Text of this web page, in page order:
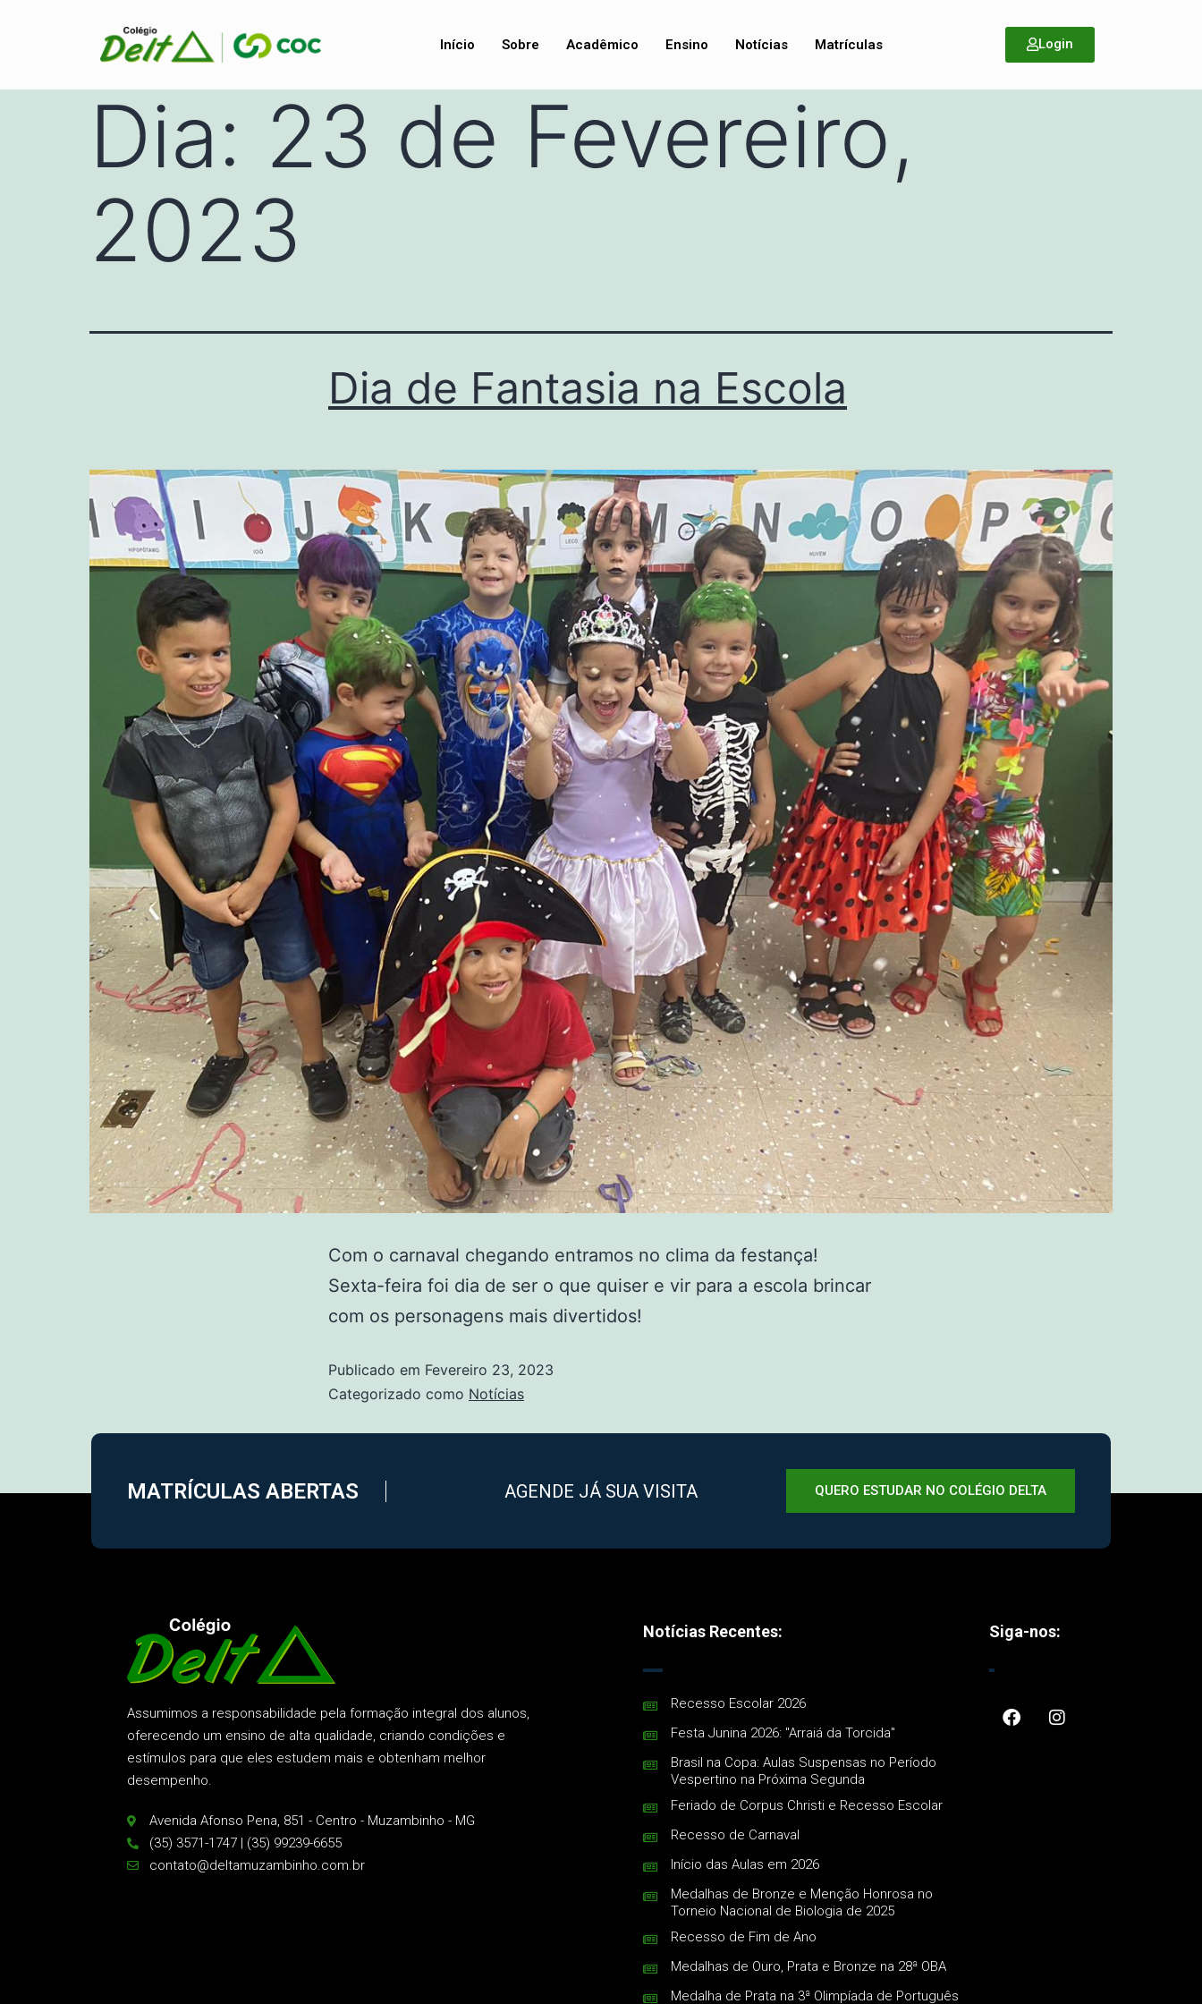
Início Sobre Acadêmico Ensino Notícias Matrículas Login
Dia: 23 de Fevereiro,
2023
Dia de Fantasia na Escola
Com o carnaval chegando entramos no clima da festança!
Sexta-feira foi dia de ser o que quiser e vir para a escola brincar
com os personagens mais divertidos!
Publicado em Fevereiro 23, 2023
Categorizado como Notícias
MATRÍCULAS ABERTAS AGENDE JÁ SUA VISITA QUERO ESTUDAR NO COLÉGIO DELTA
Assumimos a responsabilidade pela formação integral dos alunos,
oferecendo um ensino de alta qualidade, criando condições e
estímulos para que eles estudem mais e obtenham melhor
desempenho.
Avenida Afonso Pena, 851 - Centro - Muzambinho - MG
(35) 3571-1747 | (35) 99239-6655
contato@deltamuzambinho.com.br
Notícias Recentes:
Recesso Escolar 2026
Festa Junina 2026: "Arraiá da Torcida"
Brasil na Copa: Aulas Suspensas no Período
Vespertino na Próxima Segunda
Feriado de Corpus Christi e Recesso Escolar
Recesso de Carnaval
Início das Aulas em 2026
Medalhas de Bronze e Menção Honrosa no
Torneio Nacional de Biologia de 2025
Recesso de Fim de Ano
Medalhas de Ouro, Prata e Bronze na 28ª OBA
Medalha de Prata na 3ª Olimpíada de Português
Siga-nos: